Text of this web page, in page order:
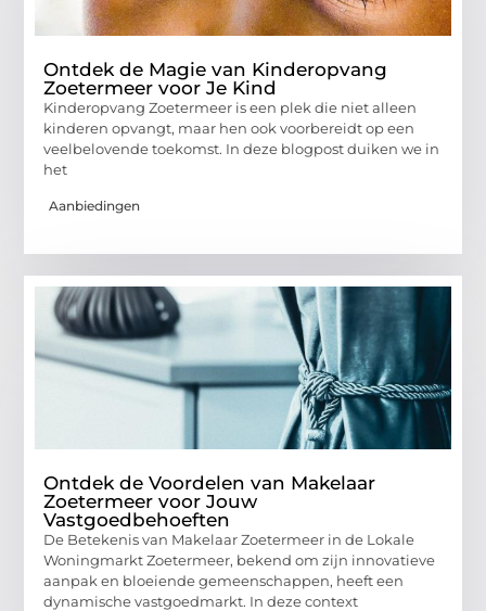
Ontdek de Magie van Kinderopvang
Zoetermeer voor Je Kind
Kinderopvang Zoetermeer is een plek die niet alleen
kinderen opvangt, maar hen ook voorbereidt op een
veelbelovende toekomst. In deze blogpost duiken we in
het
Aanbiedingen
Ontdek de Voordelen van Makelaar
Zoetermeer voor Jouw
Vastgoedbehoeften
De Betekenis van Makelaar Zoetermeer in de Lokale
Woningmarkt Zoetermeer, bekend om zijn innovatieve
aanpak en bloeiende gemeenschappen, heeft een
dynamische vastgoedmarkt. In deze context